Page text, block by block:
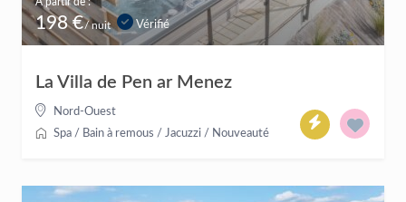
198 €/ nuit Vérifié
La Villa de Pen ar Menez
Nord-Ouest
Spa / Bain à remous / Jacuzzi / Nouveauté